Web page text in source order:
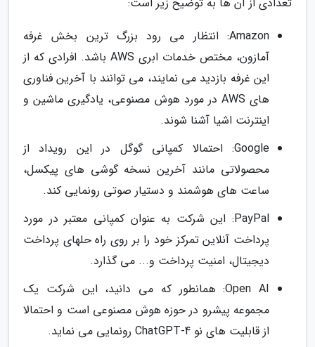
Amazon: انتظار می رود بزرگ ترین بخش غرفه
آمازون، مختص خدمات ابری AWS باشد. افرادی که از
این غرفه بازدید می نمایند، می توانند با آخرین فناوری
های AWS در مورد هوش مصنوعی، یادگیری ماشین و
اینترنت اشیا آشنا شوند.
Google: احتمالا کمپانی گوگل در این رویداد از
محصولاتی مانند آخرین نسخه گوشی های پیکسل،
ساعت های هوشمند و دستیار صوتی رونمایی کند.
PayPal: این شرکت به عنوان کمپانی معتبر در مورد
پرداخت آنلاین تمرکز خود را بر روی راه حلهای پرداخت
دیجیتال، امنیت پرداخت و... می گذارد.
Open AI: همانطور که می دانید، این شرکت یک
مجموعه پیشرو در حوزه هوش مصنوعی است و احتمالا
از قابلیت های نو ChatGPT-4 رونمایی می نماید.